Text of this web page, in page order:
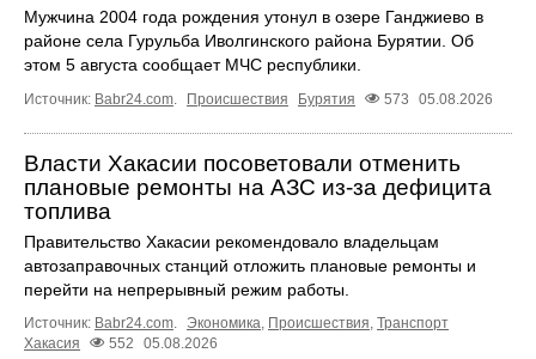
Мужчина 2004 года рождения утонул в озере Ганджиево в
районе села Гурульба Иволгинского района Бурятии. Об
этом 5 августа сообщает МЧС республики.
Источник: Babr24.com Происшествия Бурятия 573 05.08.2026
Власти Хакасии посоветовали отменить
плановые ремонты на АЗС из-за дефицита
топлива
Правительство Хакасии рекомендовало владельцам
автозаправочных станций отложить плановые ремонты и
перейти на непрерывный режим работы.
Источник: Babr24.com Экономика Происшествия Транспорт
Хакасия
552 05.08.2026